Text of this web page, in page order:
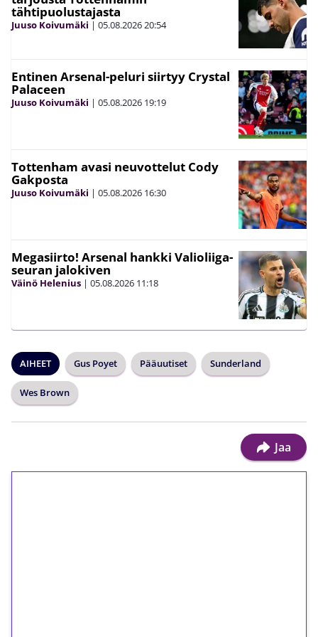
tähtipuolustajasta
Juuso Koivumäki | 05.08.2026 20:54
Entinen Arsenal-peluri siirtyy Crystal
Palaceen
Juuso Koivumäki | 05.08.2026 19:19
Tottenham avasi neuvottelut Cody
Gakposta
Juuso Koivumäki | 05.08.2026 16:30
Megasiirto! Arsenal hankki Valioliiga-
seuran jalokiven
Väinö Helenius | 05.08.2026 11:18
AIHEET Gus Poyet Pääuutiset Sunderland
Wes Brown
Jaa